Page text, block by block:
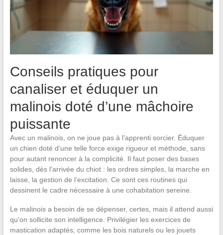
Conseils pratiques pour
canaliser et éduquer un
malinois doté d’une mâchoire
puissante
Avec un malinois, on ne joue pas à l’apprenti sorcier. Éduquer
un chien doté d’une telle force exige rigueur et méthode, sans
pour autant renoncer à la complicité. Il faut poser des bases
solides, dès l’arrivée du chiot : les ordres simples, la marche en
laisse, la gestion de l’excitation. Ce sont ces routines qui
dessinent le cadre nécessaire à une cohabitation sereine.
Le malinois a besoin de se dépenser, certes, mais il attend aussi
qu’on sollicite son intelligence. Privilégier les exercices de
mastication adaptés, comme les bois naturels ou les jouets